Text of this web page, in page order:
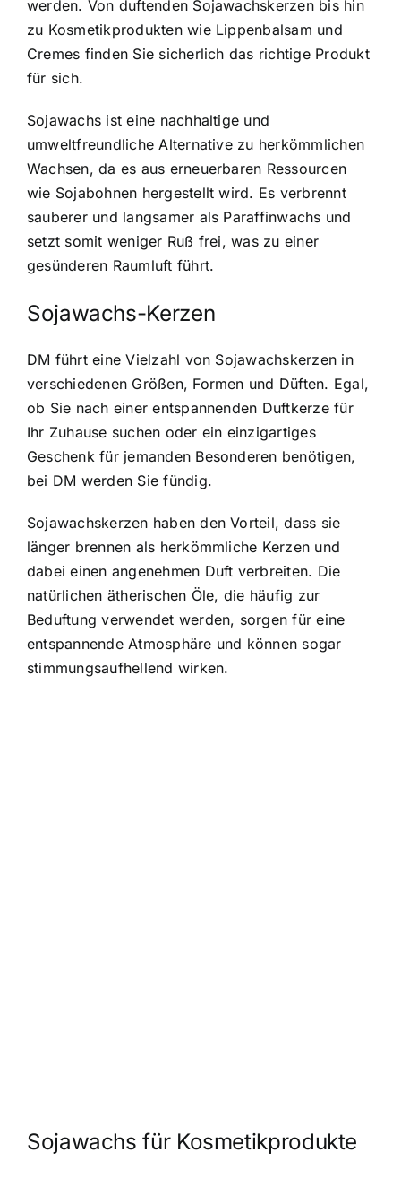
werden. Von duftenden Sojawachskerzen bis hin
zu Kosmetikprodukten wie Lippenbalsam und
Cremes finden Sie sicherlich das richtige Produkt
für sich.
Sojawachs ist eine nachhaltige und
umweltfreundliche Alternative zu herkömmlichen
Wachsen, da es aus erneuerbaren Ressourcen
wie Sojabohnen hergestellt wird. Es verbrennt
sauberer und langsamer als Paraffinwachs und
setzt somit weniger Ruß frei, was zu einer
gesünderen Raumluft führt.
Sojawachs-Kerzen
DM führt eine Vielzahl von Sojawachskerzen in
verschiedenen Größen, Formen und Düften. Egal,
ob Sie nach einer entspannenden Duftkerze für
Ihr Zuhause suchen oder ein einzigartiges
Geschenk für jemanden Besonderen benötigen,
bei DM werden Sie fündig.
Sojawachskerzen haben den Vorteil, dass sie
länger brennen als herkömmliche Kerzen und
dabei einen angenehmen Duft verbreiten. Die
natürlichen ätherischen Öle, die häufig zur
Beduftung verwendet werden, sorgen für eine
entspannende Atmosphäre und können sogar
stimmungsaufhellend wirken.
Sojawachs für Kosmetikprodukte